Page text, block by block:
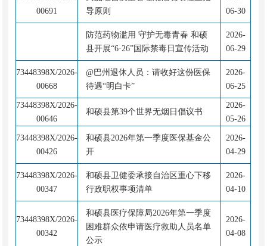
00691
导原则
06-30
防范药物滥用 守护无毒青春 和硕
县开展“6·26”国际禁毒日宣传活动
2026-
06-29
73448398X/2026-
00668
@巴州退休人员：请收好这份医保
待遇“明白卡”
2026-
06-25
73448398X/2026-
00646
和硕县第39个世界无烟日倡议书
2026-
05-26
73448398X/2026-
00426
和硕县2026年第一季度医保基金公
开
2026-
04-29
73448398X/2026-
00347
和硕县卫健委承接自治区重心下移
行政职权事项清单
2026-
04-10
73448398X/2026-
00342
和硕县医疗保障局2026年第一季度
困难群众依申请医疗救助人员名单
公示
2026-
04-08